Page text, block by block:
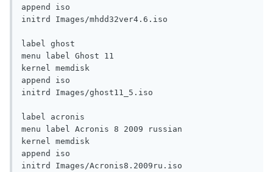
append iso
initrd Images/mhdd32ver4.6.iso
label ghost
menu label Ghost 11
kernel memdisk
append iso
initrd Images/ghost11_5.iso
label acronis
menu label Acronis 8 2009 russian
kernel memdisk
append iso
initrd Images/Acronis8.2009ru.iso